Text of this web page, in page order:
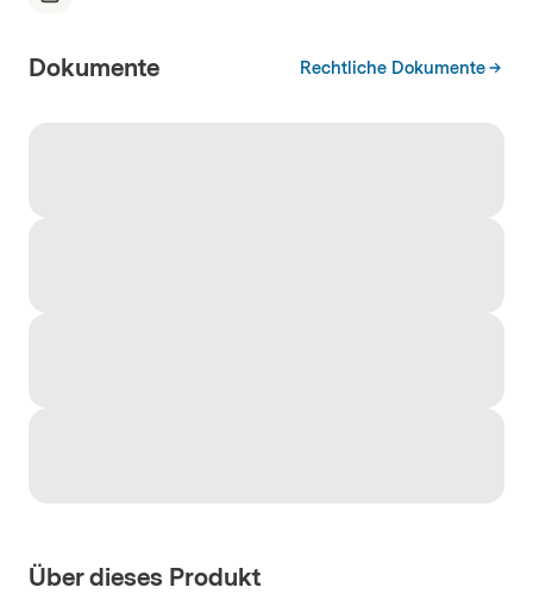
Dokumente Rechtliche Dokumente
Über dieses Produkt